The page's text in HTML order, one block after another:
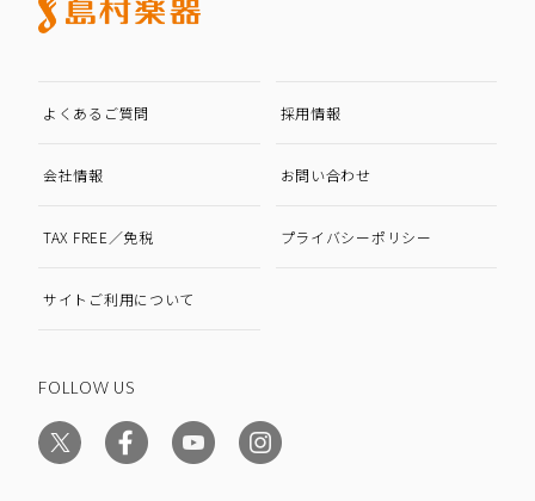
よくあるご質問 採用情報
会社情報 お問い合わせ
TAX FREE／免税 プライバシーポリシー
サイトご利用について
FOLLOW US